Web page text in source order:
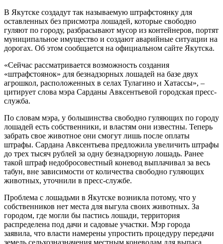
В Якутске создадут так называемую штрафстоянку для
оставленных без присмотра лошадей, которые свободно
гуляют по городу, разбрасывают мусор из контейнеров, портят
муниципальное имущество и создают аварийные ситуации на
дорогах. Об этом сообщается на официальном сайте Якутска.
«Сейчас рассматривается возможность создания
«штрафстоянок» для безнадзорных лошадей на базе двух
агрошкол, расположенных в селах Тулагино и Хатассы», –
цитирует слова мэра Сарданы Авксентьевой городская пресс-
служба.
По словам мэра, у большинства свободно гуляющих по городу
лошадей есть собственники, и властям они известны. Теперь
забрать свое животное они смогут лишь после оплаты
штрафы. Сардана Авксентьева предложила увеличить штрафы
до трех тысяч рублей за одну безнадзорную лошадь. Ранее
такой штраф недобросовестный коневод выплачивал за весь
табун, вне зависимости от количества свободно гуляющих
животных, уточнили в пресс-службе.
Проблема с лошадьми в Якутске возникла потому, что у
собственников нет места для выгула своих животных. За
городом, где могли бы пастись лошади, территория
распределена под дачи и садовые участки. Мэр города
заявила, что власти намерены упростить процедуру передачи
земель сельхозназначения местным коневодам для выпаса